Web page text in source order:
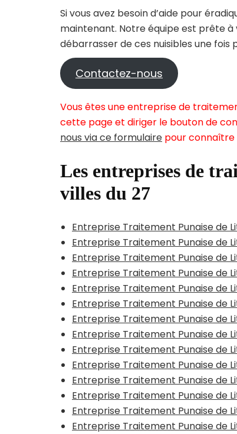
Si vous avez besoin d’aide pour
maintenant. Notre équipe est prête
débarrasser de ces nuisibles une fois
Contactez-nous
Vous êtes une entreprise de
cette page et diriger le bouton de
nous via ce formulaire pour connaître
Les entreprises de
villes du 27
Entreprise Traitement Punaise de
Entreprise Traitement Punaise de
Entreprise Traitement Punaise de
Entreprise Traitement Punaise de
Entreprise Traitement Punaise de
Entreprise Traitement Punaise de
Entreprise Traitement Punaise de
Entreprise Traitement Punaise de
Entreprise Traitement Punaise de
Entreprise Traitement Punaise de
Entreprise Traitement Punaise de
Entreprise Traitement Punaise de
Entreprise Traitement Punaise de
Entreprise Traitement Punaise de